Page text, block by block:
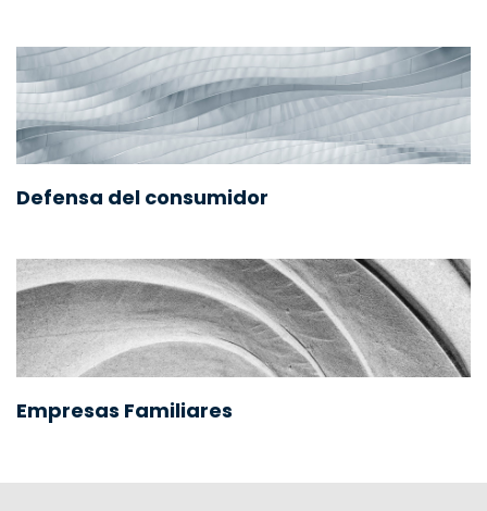
Defensa del consumidor
Empresas Familiares